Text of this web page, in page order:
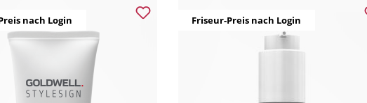
nach Login Friseur-Preis nach Login